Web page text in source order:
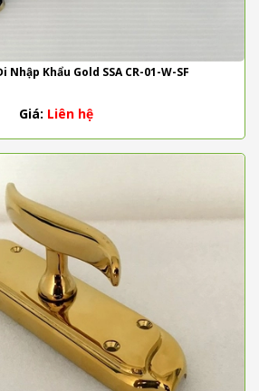
Nhập Khẩu Gold SSA CR-01-W-SF
Giá: Liên hệ